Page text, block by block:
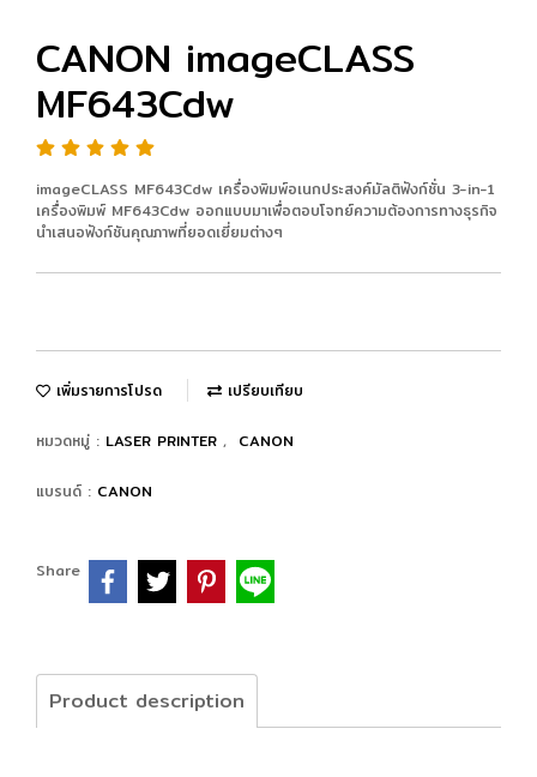
CANON imageCLASS
MF643Cdw
imageCLASS MF643Cdw เครื่องพิมพ์อเนกประสงค์มัลติฟังก์ชั่น 3-in-1
เครื่องพิมพ์ MF643Cdw ออกแบบมาเพื่อตอบโจทย์ความต้องการทางธุรกิจ
นำเสนอฟังก์ชันคุณภาพที่ยอดเยี่ยมต่างๆ
เพิ่มรายการโปรด เปรียบเทียบ
หมวดหมู่ : LASER PRINTER , CANON
แบรนด์ : CANON
Share
Product description